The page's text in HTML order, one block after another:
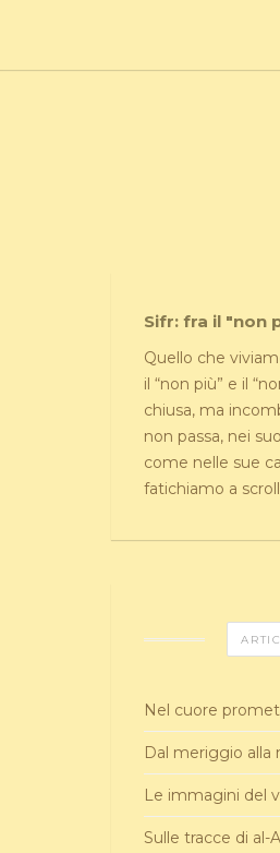
Sifr: fra il "non
Quello che
il “non più” e il
chiusa, ma
non passa, nei
come nelle sue
fatichiamo a
Nel cuore
Dal meriggio
Le immagini del
Sulle tracce di al-